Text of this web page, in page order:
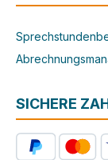
SICHERE